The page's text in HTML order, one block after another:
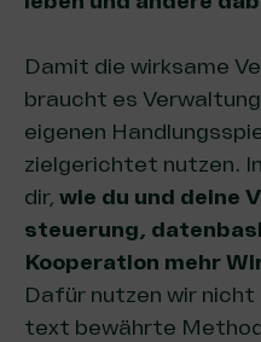
Damit die wirk­sa­me
braucht es
eige­nen
ziel­ge­rich­tet nut­zen.
dir, wie du und dei­ne
steue­rung,
Koope­ra­ti­on mehr
Dafür nut­zen wir
text bewähr­te